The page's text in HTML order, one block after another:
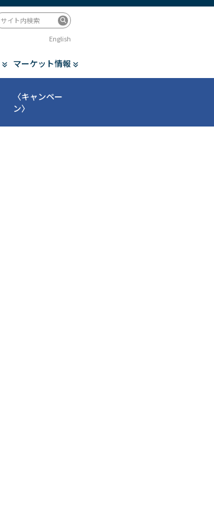
マーケット情報
English
〈キャンペー
ン〉